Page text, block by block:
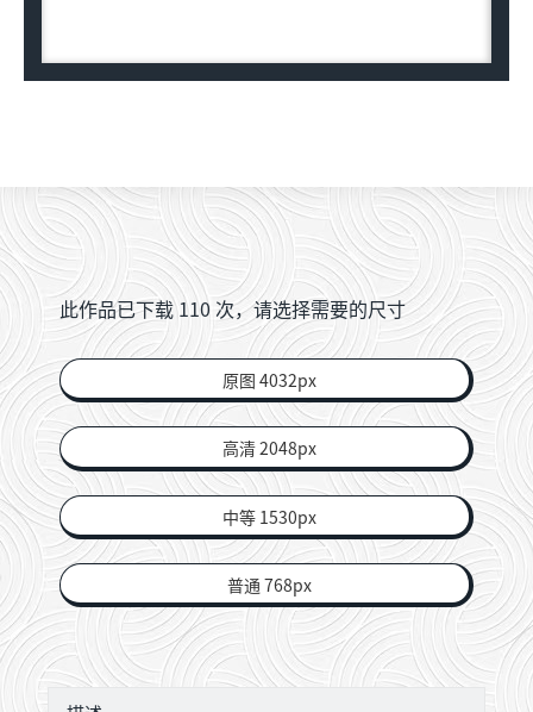
此作品已下载110 次，请选择需要的尺寸
原图 4032px
高清 2048px
中等 1530px
普通 768px